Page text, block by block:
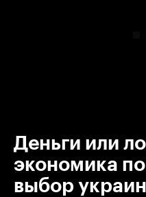
Деньги или
экономика
выбор